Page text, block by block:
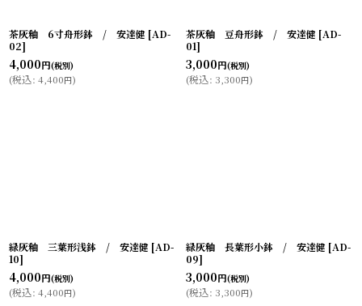
茶灰釉 6寸舟形鉢 / 安達健 [AD-
02]
4,000円(税別)
(税込: 4,400円)
茶灰釉 豆舟形鉢 / 安達健 [AD-
01]
3,000円(税別)
(税込: 3,300円)
緑灰釉 三葉形浅鉢 / 安達健 [AD-
10]
4,000円(税別)
(税込: 4,400円)
緑灰釉 長葉形小鉢 / 安達健 [AD-
09]
3,000円(税別)
(税込: 3,300円)